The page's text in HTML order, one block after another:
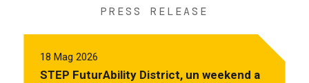
PRESS RELEASE
18 Mag 2026
STEP FuturAbility District, un weekend a